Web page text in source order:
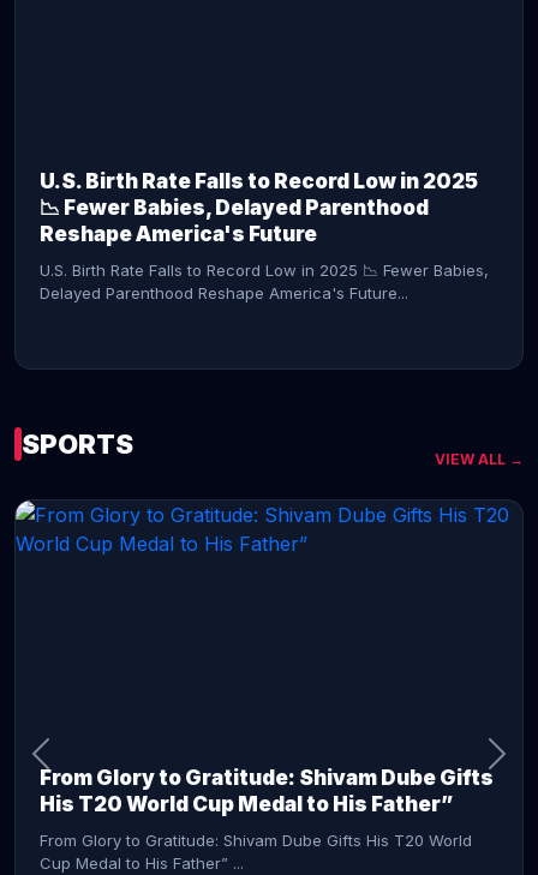
U.S. Birth Rate Falls to Record Low in 2025
📉 Fewer Babies, Delayed Parenthood
Reshape America's Future
U.S. Birth Rate Falls to Record Low in 2025 📉 Fewer Babies,
Delayed Parenthood Reshape America's Future...
SPORTS VIEW ALL →
From Glory to Gratitude: Shivam Dube Gifts
His T20 World Cup Medal to His Father”
From Glory to Gratitude: Shivam Dube Gifts His T20 World
Cup Medal to His Father” ...